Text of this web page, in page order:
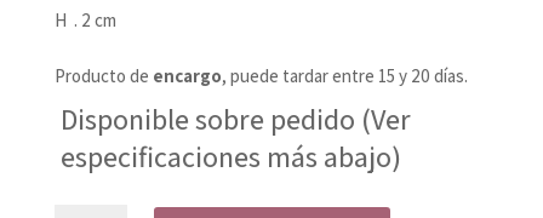
H . 2 cm
Producto de encargo, puede tardar entre 15 y 20 días.
Disponible sobre pedido (Ver
especificaciones más abajo)